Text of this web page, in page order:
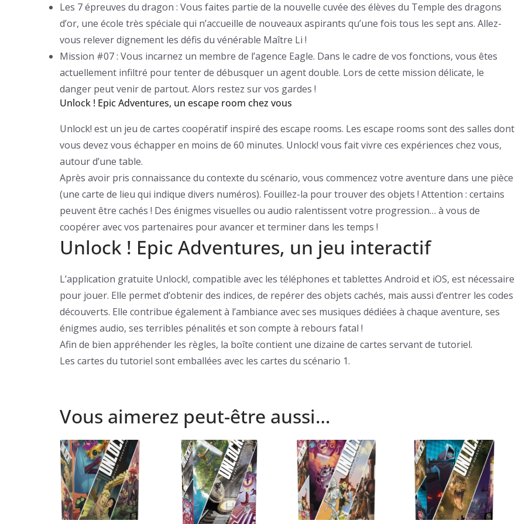
Les 7 épreuves du dragon : Vous faites partie de la nouvelle cuvée des élèves du Temple des dragons
d’or, une école très spéciale qui n’accueille de nouveaux aspirants qu’une fois tous les sept ans. Allez-
vous relever dignement les défis du vénérable Maître Li !
Mission #07 : Vous incarnez un membre de l’agence Eagle. Dans le cadre de vos fonctions, vous êtes
actuellement infiltré pour tenter de débusquer un agent double. Lors de cette mission délicate, le
danger peut venir de partout. Alors restez sur vos gardes !
Unlock ! Epic Adventures, un escape room chez vous
Unlock! est un jeu de cartes coopératif inspiré des escape rooms. Les escape rooms sont des salles dont
vous devez vous échapper en moins de 60 minutes. Unlock! vous fait vivre ces expériences chez vous,
autour d’une table.
Après avoir pris connaissance du contexte du scénario, vous commencez votre aventure dans une pièce
(une carte de lieu qui indique divers numéros). Fouillez-la pour trouver des objets ! Attention : certains
peuvent être cachés ! Des énigmes visuelles ou audio ralentissent votre progression… à vous de
coopérer avec vos partenaires pour avancer et terminer dans les temps !
Unlock ! Epic Adventures, un jeu interactif
L’application gratuite Unlock!, compatible avec les téléphones et tablettes Android et iOS, est nécessaire
pour jouer. Elle permet d’obtenir des indices, de repérer des objets cachés, mais aussi d’entrer les codes
découverts. Elle contribue également à l’ambiance avec ses musiques dédiées à chaque aventure, ses
énigmes audio, ses terribles pénalités et son compte à rebours fatal !
Afin de bien appréhender les règles, la boîte contient une dizaine de cartes servant de tutoriel.
Les cartes du tutoriel sont emballées avec les cartes du scénario 1.
Vous aimerez peut-être aussi…